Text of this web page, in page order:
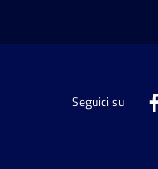
Seguici su